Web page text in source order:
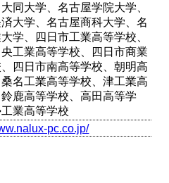
同大学、名古屋学院大学、
大学、名古屋商科大学、名
学、四日市工業高等学校、
央工業高等学校、四日市商業
四日市南高等学校、朝明高
名工業高等学校、津工業高
鹿高等学校、高田高等学
業高等学校
pc.co.jp/